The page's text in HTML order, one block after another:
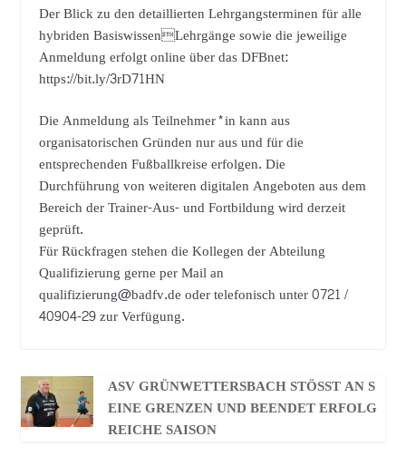
Der Blick zu den detaillierten Lehrgangsterminen für alle
hybriden BasiswissenLehrgänge sowie die jeweilige
Anmeldung erfolgt online über das DFBnet:
https://bit.ly/3rD71HN
Die Anmeldung als Teilnehmer*in kann aus
organisatorischen Gründen nur aus und für die
entsprechenden Fußballkreise erfolgen. Die
Durchführung von weiteren digitalen Angeboten aus dem
Bereich der Trainer-Aus- und Fortbildung wird derzeit
geprüft.
Für Rückfragen stehen die Kollegen der Abteilung
Qualifizierung gerne per Mail an
qualifizierung@badfv.de oder telefonisch unter 0721 /
40904-29 zur Verfügung.
ASV GRÜNWETTERSBACH STÖSST AN SE
INE GRENZEN UND BEENDET ERFOLGR
EICHE SAISON